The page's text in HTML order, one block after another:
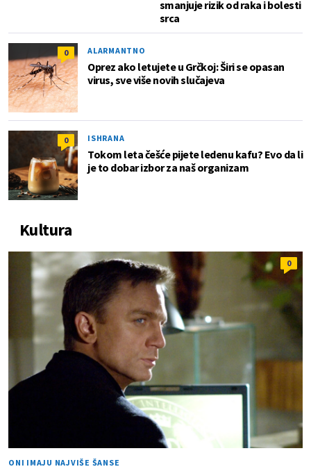
smanjuje rizik od raka i bolesti
srca
0 ALARMANTNO
Oprez ako letujete u Grčkoj: Širi se opasan
virus, sve više novih slučajeva
0 ISHRANA
Tokom leta češće pijete ledenu kafu? Evo da li
je to dobar izbor za naš organizam
Kultura
0
ONI IMAJU NAJVIŠE ŠANSE